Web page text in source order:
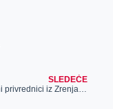
SLEDEĆE
Uhapšeni privrednici iz Zrenjanina